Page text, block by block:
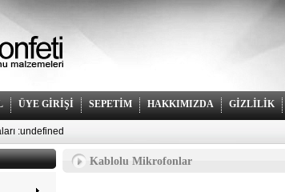
ÜYE GİRİŞİ SEPETİM HAKKIMIZDA GİZLİLİK
:
30 cm Konfetide Çılgın Fiyatlar
undefined
Kablolu Mikrofonlar